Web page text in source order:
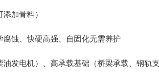
加骨料）
蚀、快硬高强、自固化无需养护
发电机）、高承载基础（桥梁承载、钢轨